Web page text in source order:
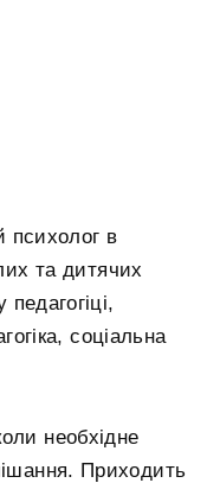
психолог в
та дитячих
соціальна
необхідне
Приходить